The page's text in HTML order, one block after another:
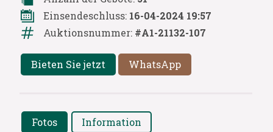
Einsendeschluss: 16-04-2024 19:57
Auktionsnummer: #A1-21132-107
Bieten Sie jetzt WhatsApp
Fotos Information